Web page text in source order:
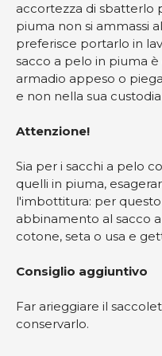
accortezza di sbatterlo
piuma non si ammassi
preferisce portarlo in
sacco a pelo in piuma
armadio appeso o
e non nella sua
Attenzione!
Sia per i sacchi a pelo
quelli in piuma,
l'imbottitura: per
abbinamento al sacco
cotone, seta o usa e
Consiglio aggiuntivo
Far arieggiare il
conservarlo.